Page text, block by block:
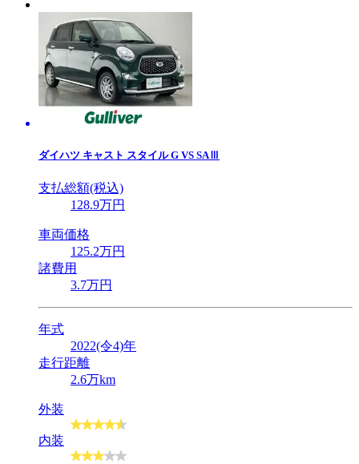
ダイハツ キャスト スタイル G VS SAⅢ
支払総額(税込)
128.9万円
車両価格
125.2万円
諸費用
3.7万円
年式
2022(令4)年
走行距離
2.6万km
外装
内装